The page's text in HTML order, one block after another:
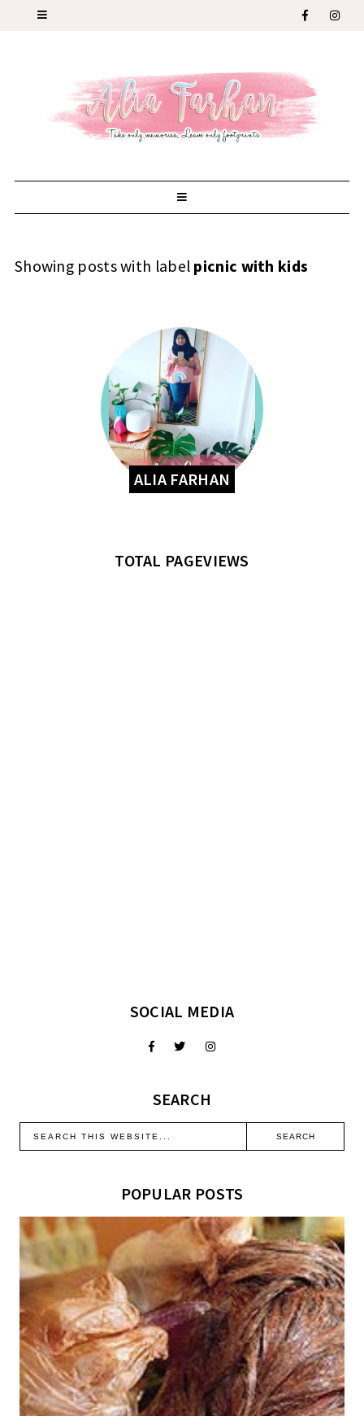
Showing posts with label picnic with kids
ALIA FARHAN
TOTAL PAGEVIEWS
SOCIAL MEDIA
SEARCH
POPULAR POSTS